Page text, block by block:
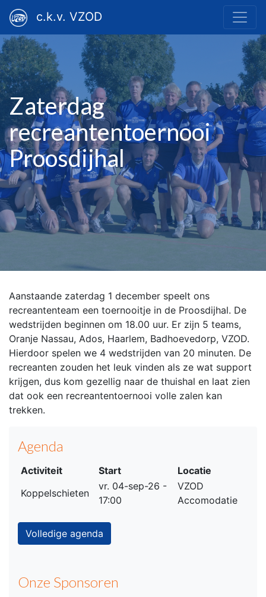
c.k.v. VZOD
Zaterdag
recreantentoernooi
Proosdijhal
Aanstaande zaterdag 1 december speelt ons
recreantenteam een toernooitje in de Proosdijhal. De
wedstrijden beginnen om 18.00 uur. Er zijn 5 teams,
Oranje Nassau, Ados, Haarlem, Badhoevedorp, VZOD.
Hierdoor spelen we 4 wedstrijden van 20 minuten. De
recreanten zouden het leuk vinden als ze wat support
krijgen, dus kom gezellig naar de thuishal en laat zien
dat ook een recreantentoernooi volle zalen kan
trekken.
Agenda
Activiteit Start
Locatie
Koppelschieten
vr. 04-sep-26 -
17:00
VZOD
Accomodatie
Volledige agenda
Onze Sponsoren